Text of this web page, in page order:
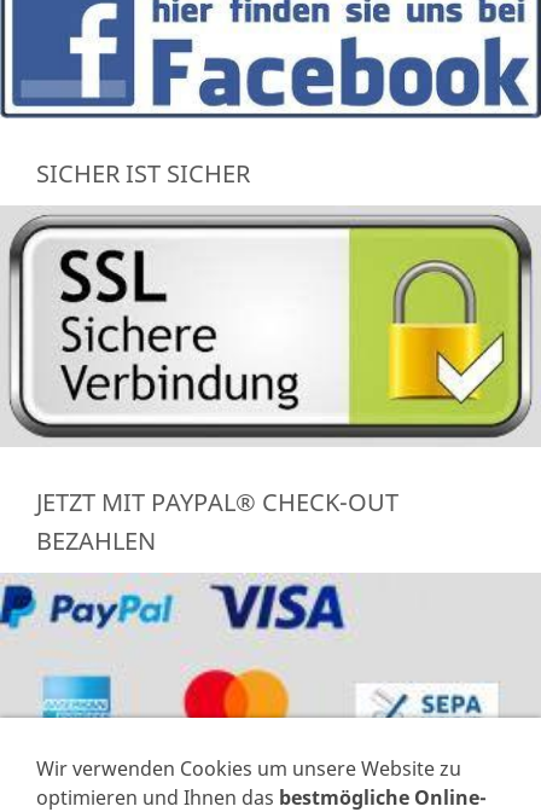
SICHER IST SICHER
JETZT MIT PAYPAL® CHECK-OUT
BEZAHLEN
Wir verwenden Cookies um unsere Website zu
optimieren und Ihnen das bestmögliche Online-